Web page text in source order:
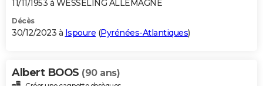
11/11/1953 à WESSELING ALLEMAGNE
Décès
30/12/2023 à Ispoure (Pyrénées-Atlantiques)
Albert BOOS (90 ans)